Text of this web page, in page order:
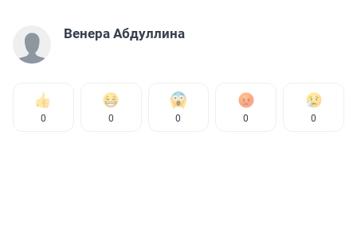
Венера Абдуллина
0 0 0 0 0